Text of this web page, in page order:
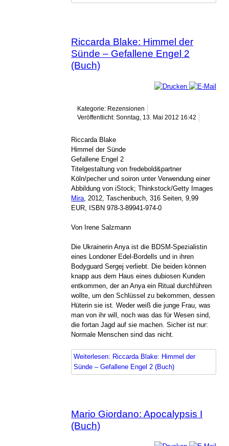
Riccarda Blake: Himmel der
Sünde – Gefallene Engel 2
(Buch)
Kategorie: Rezensionen
Veröffentlicht: Sonntag, 13. Mai 2012 16:42
Riccarda Blake
Himmel der Sünde
Gefallene Engel 2
Titelgestaltung von fredebold&partner
Köln/pecher und soiron unter Verwendung einer
Abbildung von iStock; Thinkstock/Getty Images
Mira , 2012, Taschenbuch, 316 Seiten, 9,99
EUR, ISBN 978-3-89941-974-0
Von Irene Salzmann
Die Ukrainerin Anya ist die BDSM-Spezialistin
eines Londoner Edel-Bordells und in ihren
Bodyguard Sergej verliebt. Die beiden können
knapp aus dem Haus eines dubiosen Kunden
entkommen, der an Anya ein Ritual durchführen
wollte, um den Schlüssel zu bekommen, dessen
Hüterin sie ist. Weder weiß die junge Frau, was
man von ihr will, noch was das für Wesen sind,
die fortan Jagd auf sie machen. Sicher ist nur:
Normale Menschen sind das nicht.
Weiterlesen: Riccarda Blake: Himmel der
Sünde – Gefallene Engel 2 (Buch)
Mario Giordano: Apocalypsis I
(Buch)